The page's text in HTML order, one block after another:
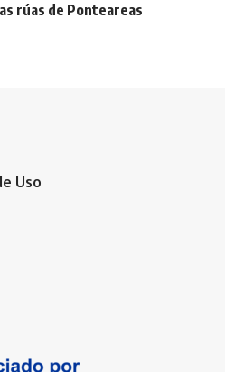
rúas de Ponteareas
Uso